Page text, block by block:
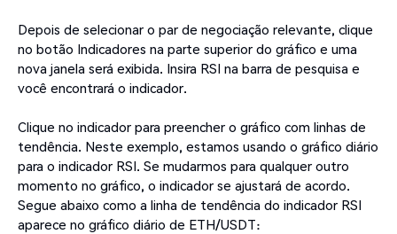
Depois de selecionar o par de negociação relevante, clique
no botão Indicadores na parte superior do gráfico e uma
nova janela será exibida. Insira RSI na barra de pesquisa e
você encontrará o indicador.
Clique no indicador para preencher o gráfico com linhas de
tendência. Neste exemplo, estamos usando o gráfico diário
para o indicador RSI. Se mudarmos para qualquer outro
momento no gráfico, o indicador se ajustará de acordo.
Segue abaixo como a linha de tendência do indicador RSI
aparece no gráfico diário de ETH/USDT: